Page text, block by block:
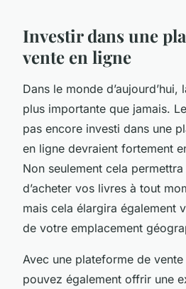
Investir dans une
vente en ligne
Dans le monde d’aujourd’hui,
plus importante que jamais.
pas encore investi dans une
en ligne devraient fortement
Non seulement cela
d’acheter vos livres à tout
mais cela élargira également
de votre emplacement
Avec une plateforme de
pouvez également offrir une